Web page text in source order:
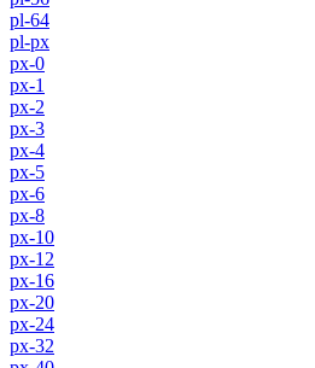
pl-64
pl-px
px-0
px-1
px-2
px-3
px-4
px-5
px-6
px-8
px-10
px-12
px-16
px-20
px-24
px-32